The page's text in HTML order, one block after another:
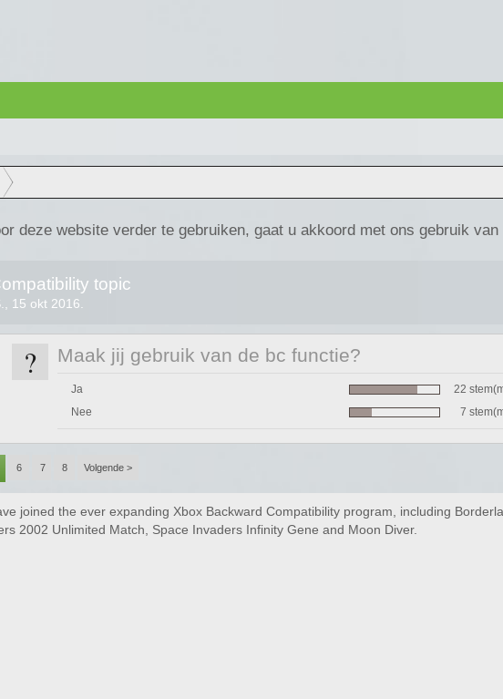
deze website verder te gebruiken, gaat u akkoord met ons gebruik
topic
15 okt 2016
? Maak jij gebruik van de bc functie?
Ja
22
Nee
7
6 7 8 Volgende >
joined the ever expanding Xbox Backward Compatibility program, including
2002 Unlimited Match, Space Invaders Infinity Gene and Moon Diver.